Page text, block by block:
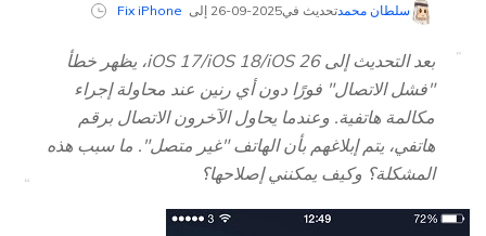
سلطان محمدتحديث في2025-09-26 إلى Fix iPhone
بعد التحديث إلى iOS 17/iOS 18/iOS 26، يظهر خطأ
"فشل الاتصال" فورًا دون أي رنين عند محاولة إجراء
مكالمة هاتفية. وعندما يحاول الآخرون الاتصال برقم
هاتفي، يتم إبلاغهم بأن الهاتف "غير متصل". ما سبب هذه
المشكلة؟ وكيف يمكنني إصلاحها؟